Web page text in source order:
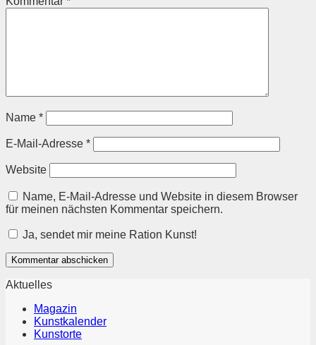
Name *
E-Mail-Adresse *
Website
Name, E-Mail-Adresse und Website in diesem Browser
für meinen nächsten Kommentar speichern.
Ja, sendet mir meine Ration Kunst!
Aktuelles
Magazin
Kunstkalender
Kunstorte